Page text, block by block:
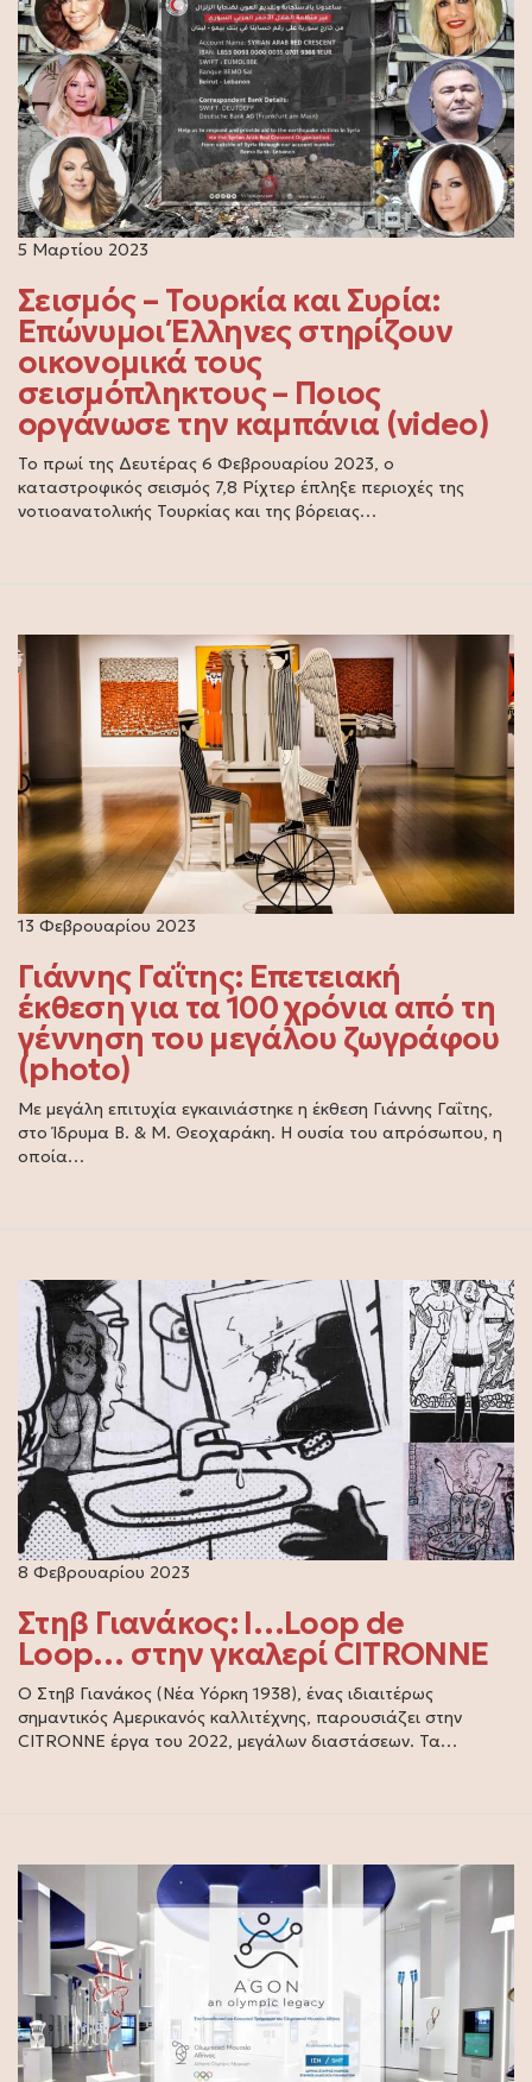
5 Μαρτίου 2023
Σεισμός – Τουρκία και Συρία:
Επώνυμοι Έλληνες στηρίζουν
οικονομικά τους
σεισμόπληκτους – Ποιος
οργάνωσε την καμπάνια (video)
Το πρωί της Δευτέρας 6 Φεβρουαρίου 2023, ο
καταστροφικός σεισμός 7,8 Ρίχτερ έπληξε περιοχές της
νοτιοανατολικής Τουρκίας και της βόρειας…
13 Φεβρουαρίου 2023
Γιάννης Γαΐτης: Επετειακή
έκθεση για τα 100 χρόνια από τη
γέννηση του μεγάλου ζωγράφου
(photo)
Με μεγάλη επιτυχία εγκαινιάστηκε η έκθεση Γιάννης Γαΐτης,
στο Ίδρυμα Β. & Μ. Θεοχαράκη. Η ουσία του απρόσωπου, η
οποία…
8 Φεβρουαρίου 2023
Στηβ Γιανάκος: I…Loop de
Loop… στην γκαλερί CITRONNE
Ο Στηβ Γιανάκος (Νέα Υόρκη 1938), ένας ιδιαιτέρως
σημαντικός Αμερικανός καλλιτέχνης, παρουσιάζει στην
CITRONNE έργα του 2022, μεγάλων διαστάσεων. Τα…